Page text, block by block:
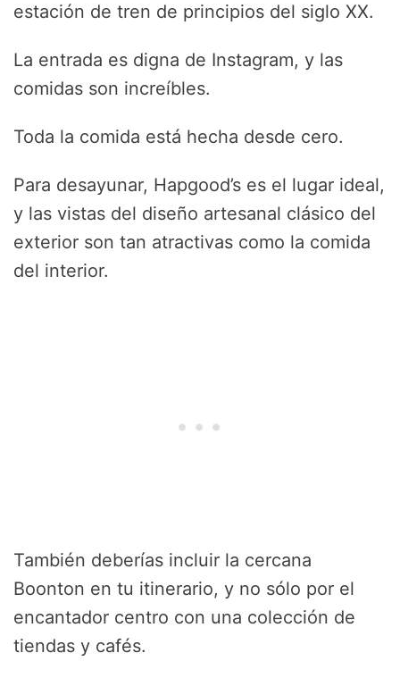
estación de tren de principios del siglo XX.
La entrada es digna de Instagram, y las
comidas son increíbles.
Toda la comida está hecha desde cero.
Para desayunar, Hapgood’s es el lugar ideal,
y las vistas del diseño artesanal clásico del
exterior son tan atractivas como la comida
del interior.
También deberías incluir la cercana
Boonton en tu itinerario, y no sólo por el
encantador centro con una colección de
tiendas y cafés.